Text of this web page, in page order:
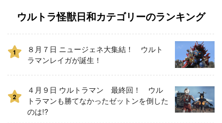
ウルトラ怪獣日和カテゴリーのランキング
1
８月７日 ニュージェネ大集結！ ウルト
ラマンレイガが誕生！
2
４月９日 ウルトラマン 最終回！ ウル
トラマンも勝てなかったゼットンを倒した
のは!?